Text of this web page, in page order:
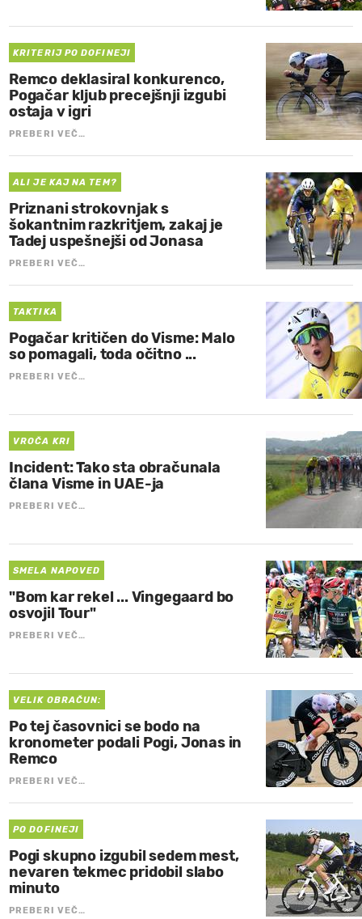
KRITERIJ PO DOFINEJI
Remco deklasiral konkurenco,
Pogačar kljub precejšnji izgubi
ostaja v igri
PREBERI VEČ…
ALI JE KAJ NA TEM?
Priznani strokovnjak s
šokantnim razkritjem, zakaj je
Tadej uspešnejši od Jonasa
PREBERI VEČ…
TAKTIKA
Pogačar kritičen do Visme: Malo
so pomagali, toda očitno ...
PREBERI VEČ…
VROČA KRI
Incident: Tako sta obračunala
člana Visme in UAE-ja
PREBERI VEČ…
SMELA NAPOVED
"Bom kar rekel ... Vingegaard bo
osvojil Tour"
PREBERI VEČ…
VELIK OBRAČUN:
Po tej časovnici se bodo na
kronometer podali Pogi, Jonas in
Remco
PREBERI VEČ…
PO DOFINEJI
Pogi skupno izgubil sedem mest,
nevaren tekmec pridobil slabo
minuto
PREBERI VEČ…